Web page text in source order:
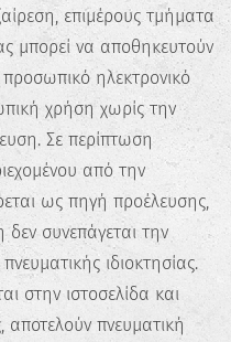
επιμέρους τμήματα
μπορεί να αποθηκευτούν
ηλεκτρονικό
χρήση χωρίς την
Σε περίπτωση
από την
ως πηγή προέλευσης,
συνεπάγεται την
ιδιοκτησίας.
στην ιστοσελίδα και
πνευματική